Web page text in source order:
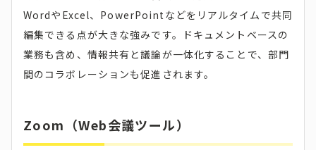
WordやExcel、PowerPointなどをリアルタイムで共同
編集できる点が大きな強みです。ドキュメントベースの
業務も含め、情報共有と議論が一体化することで、部門
間のコラボレーションも促進されます。
Zoom（Web会議ツール）